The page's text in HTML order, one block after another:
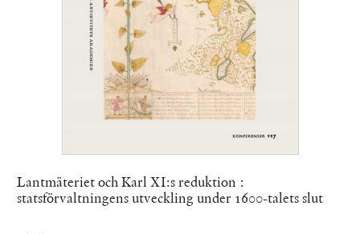
Lantmäteriet och Karl XI:s reduktion :
statsförvaltningens utveckling under 1600-talets slut